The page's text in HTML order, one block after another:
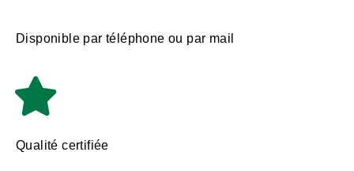
Disponible par téléphone ou par mail
Qualité certifiée